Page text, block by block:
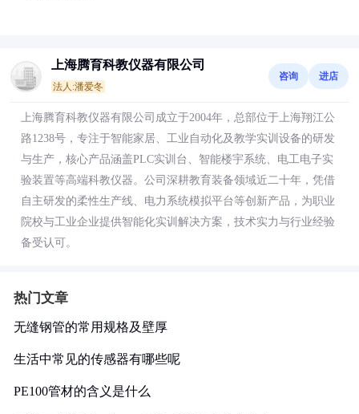
上海腾育科教仪器有限公司
法人:潘爱冬
咨询 进店
上海腾育科教仪器有限公司成立于2004年，总部位于上海翔江公
路1238号，专注于智能家居、工业自动化及教学实训设备的研发
与生产，核心产品涵盖PLC实训台、智能楼宇系统、电工电子实
验装置等高端科教仪器。公司深耕教育装备领域近二十年，凭借
自主研发的柔性生产线、电力系统模拟平台等创新产品，为职业
院校与工业企业提供智能化实训解决方案，技术实力与行业经验
备受认可。
热门文章
无缝钢管的常用规格及壁厚
生活中常见的传感器有哪些呢
PE100管材的含义是什么